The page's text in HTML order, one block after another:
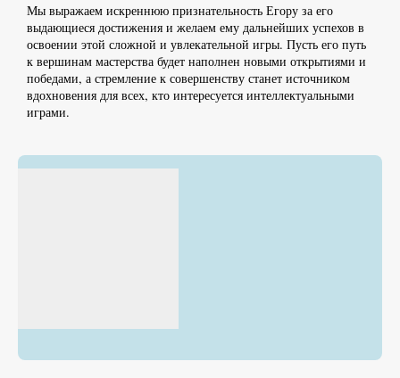
Мы выражаем искреннюю признательность Егору за его
выдающиеся достижения и желаем ему дальнейших успехов в
освоении этой сложной и увлекательной игры. Пусть его путь
к вершинам мастерства будет наполнен новыми открытиями и
победами, а стремление к совершенству станет источником
вдохновения для всех, кто интересуется интеллектуальными
играми.